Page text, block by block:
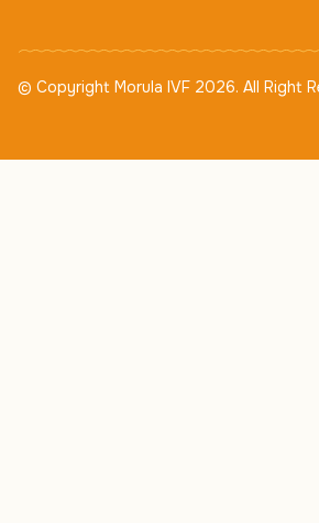
© Copyright Morula IVF 2026. All Right